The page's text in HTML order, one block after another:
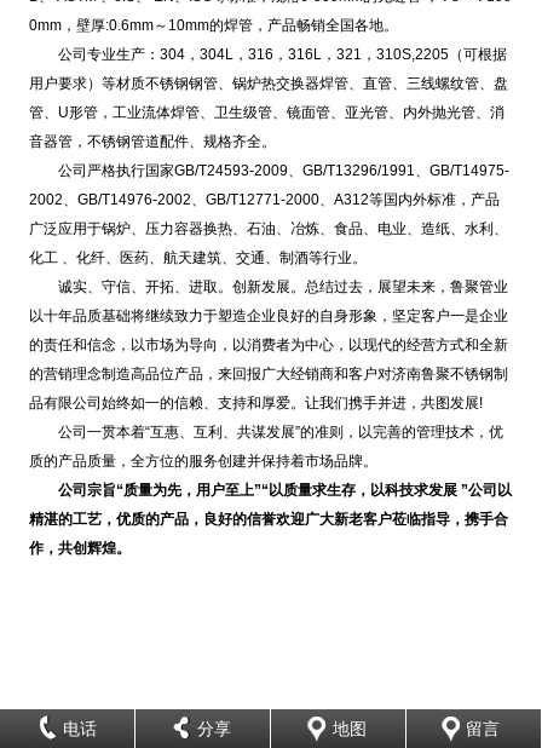
0mm，壁厚:0.6mm～10mm的焊管，产品畅销全国各地。
公司专业生产：304，304L，316，316L，321，310S,2205（可根据
用户要求）等材质不锈钢钢管、锅炉热交换器焊管、直管、三线螺纹管、盘
管、U形管，工业流体焊管、卫生级管、镜面管、亚光管、内外抛光管、消
音器管，不锈钢管道配件、规格齐全。
公司严格执行国家GB/T24593-2009、GB/T13296/1991、GB/T14975-
2002、GB/T14976-2002、GB/T12771-2000、A312等国内外标准，产品
广泛应用于锅炉、压力容器换热、石油、冶炼、食品、电业、造纸、水利、
化工 、化纤、医药、航天建筑、交通、制酒等行业。
诚实、守信、开拓、进取。创新发展。总结过去，展望未来，鲁聚管业
以十年品质基础将继续致力于塑造企业良好的自身形象，坚定客户一是企业
的责任和信念，以市场为导向，以消费者为中心，以现代的经营方式和全新
的营销理念制造高品位产品，来回报广大经销商和客户对济南鲁聚不锈钢制
品有限公司始终如一的信赖、支持和厚爱。让我们携手并进，共图发展!
公司一贯本着“互惠、互利、共谋发展”的准则，以完善的管理技术，优
质的产品质量，全方位的服务创建并保持着市场品牌。
公司宗旨“质量为先，用户至上”“以质量求生存，以科技求发展 ”公司以
精湛的工艺，优质的产品，良好的信誉欢迎广大新老客户莅临指导，携手合
作，共创辉煌。
电话 分享 地图 留言